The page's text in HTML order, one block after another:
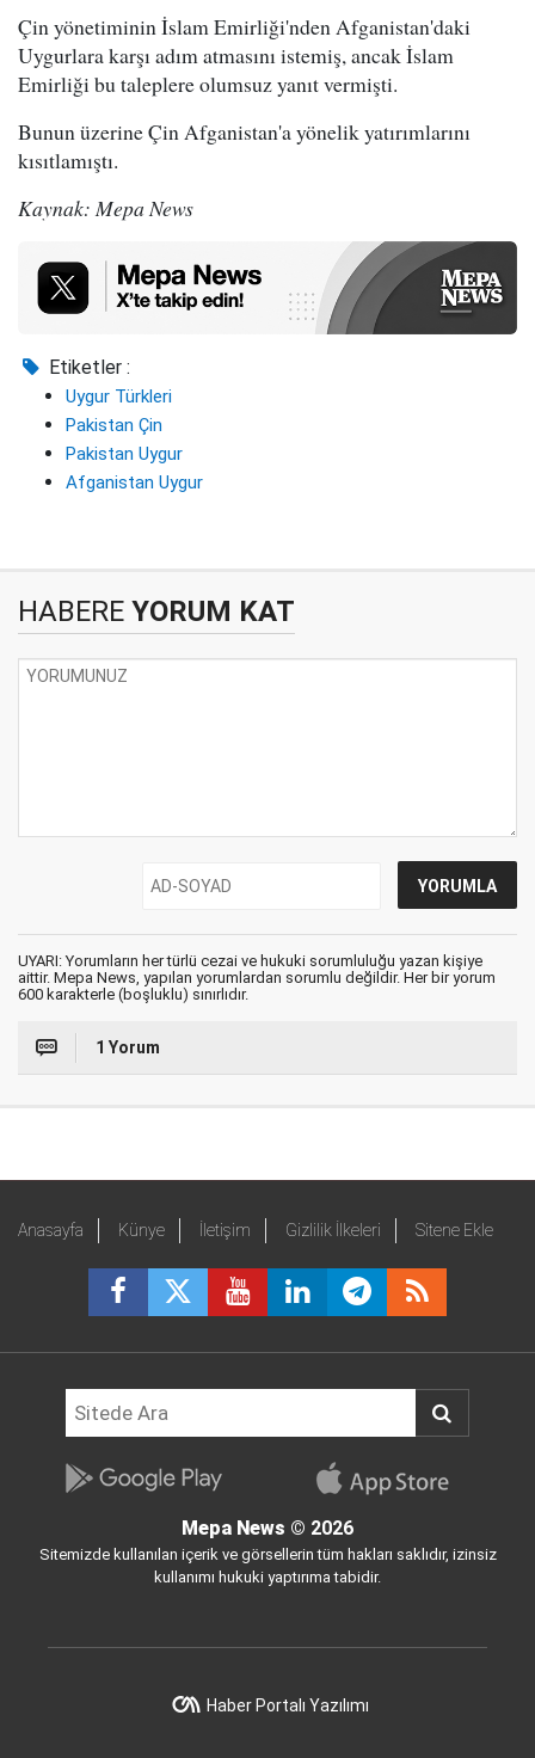
Çin yönetiminin İslam Emirliği'nden Afganistan'daki
Uygurlara karşı adım atmasını istemiş, ancak İslam
Emirliği bu taleplere olumsuz yanıt vermişti.
Bunun üzerine Çin Afganistan'a yönelik yatırımlarını
kısıtlamıştı.
Kaynak: Mepa News
Etiketler :
Uygur Türkleri
Pakistan Çin
Pakistan Uygur
Afganistan Uygur
HABERE YORUM KAT
UYARI: Yorumların her türlü cezai ve hukuki sorumluluğu yazan kişiye
aittir. Mepa News, yapılan yorumlardan sorumlu değildir. Her bir yorum
600 karakterle (boşluklu) sınırlıdır.
1 Yorum
Anasayfa Künye İletişim Gizlilik İlkeleri Sitene Ekle
Mepa News © 2026
Sitemizde kullanılan içerik ve görsellerin tüm hakları saklıdır, izinsiz
kullanımı hukuki yaptırıma tabidir.
Haber Portalı Yazılımı